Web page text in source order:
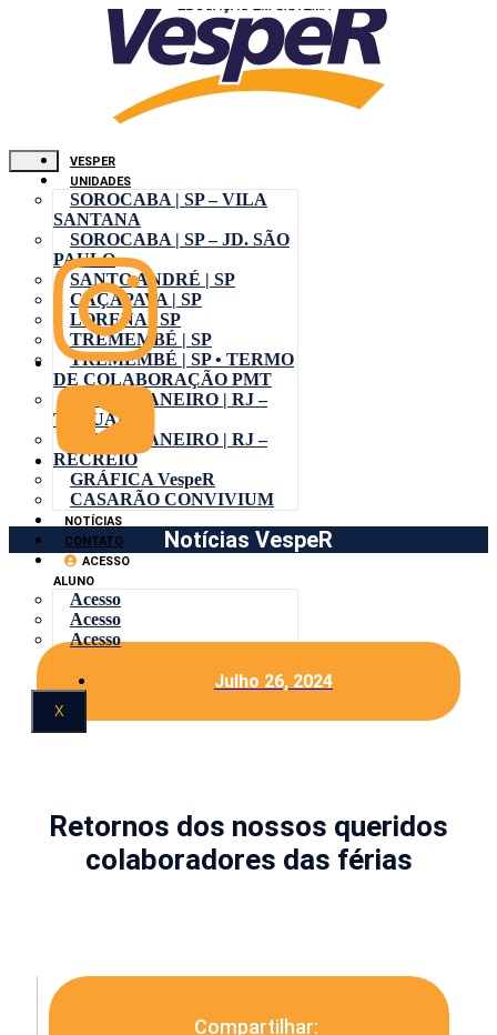
VESPER
UNIDADES
SOROCABA | SP – VILA
SANTANA
SOROCABA | SP – JD. SÃO
PAULO
SANTO ANDRÉ | SP
CAÇAPAVA | SP
LORENA | SP
TREMEMBÉ | SP
TREMEMBÉ | SP • TERMO
DE COLABORAÇÃO PMT
RIO DE JANEIRO | RJ –
TAQUARA
RIO DE JANEIRO | RJ –
RECREIO
GRÁFICA VespeR
CASARÃO CONVIVIUM
NOTÍCIAS
CONTATO
ACESSO
ALUNO
Acesso
Acesso
Acesso
X
Notícias VespeR
Julho 26, 2024
Retornos dos nossos queridos
colaboradores das férias
Compartilhar: